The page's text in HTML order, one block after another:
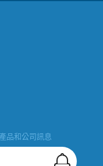
品和公司訊息